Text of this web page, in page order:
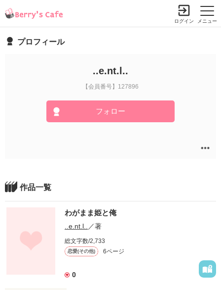
メニュー
ログイン
プロフィール
..e.nt.l..
【会員番号】127896
フォロー
作品一覧
わがまま姫と俺
..e.nt.l.. ／著
総文字数/2,733
恋愛(その他) 6ページ
0